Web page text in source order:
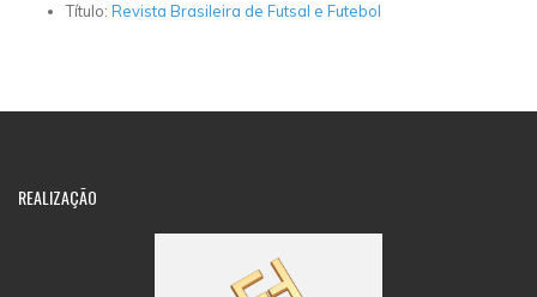
Título: Revista Brasileira de Futsal e Futebol
REALIZAÇÃO